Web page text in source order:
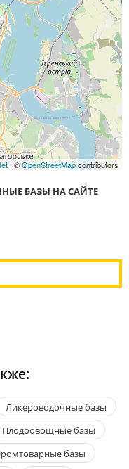
| ©OpenStreetMapcontributors
БАЗЫ НА САЙТЕ
Ликероводочные базы
Плодоовощные базы
базы